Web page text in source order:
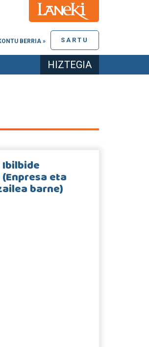
SARTU
BERRIA »
HIZTEGIA
eta
barne)